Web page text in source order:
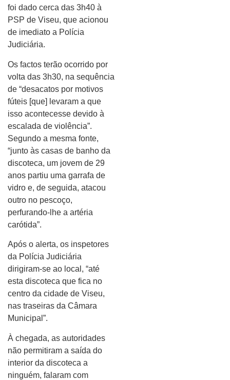
foi dado cerca das 3h40 à
PSP de Viseu, que acionou
de imediato a Polícia
Judiciária.
Os factos terão ocorrido por
volta das 3h30, na sequência
de “desacatos por motivos
fúteis [que] levaram a que
isso acontecesse devido à
escalada de violência”.
Segundo a mesma fonte,
“junto às casas de banho da
discoteca, um jovem de 29
anos partiu uma garrafa de
vidro e, de seguida, atacou
outro no pescoço,
perfurando-lhe a artéria
carótida”.
Após o alerta, os inspetores
da Polícia Judiciária
dirigiram-se ao local, “até
esta discoteca que fica no
centro da cidade de Viseu,
nas traseiras da Câmara
Municipal”.
À chegada, as autoridades
não permitiram a saída do
interior da discoteca a
ninguém, falaram com